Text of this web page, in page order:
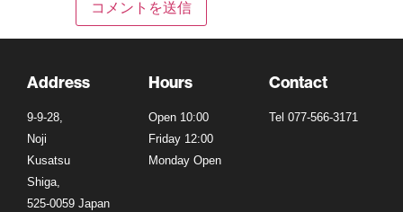
Address
9-9-28,
Noji
Kusatsu
Shiga,
525-0059 Japan
Hours
Open 10:00
Friday 12:00
Monday Open
Contact
Tel 077-566-3171